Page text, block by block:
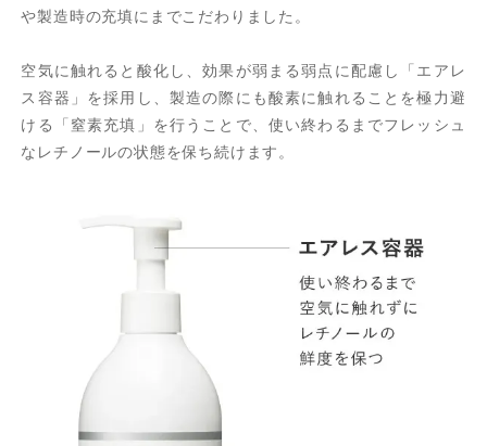
や製造時の充填にまでこだわりました。
空気に触れると酸化し、効果が弱まる弱点に配慮し「エアレ
ス容器」を採用し、製造の際にも酸素に触れることを極力避
ける「窒素充填」を行うことで、使い終わるまでフレッシュ
なレチノールの状態を保ち続けます。